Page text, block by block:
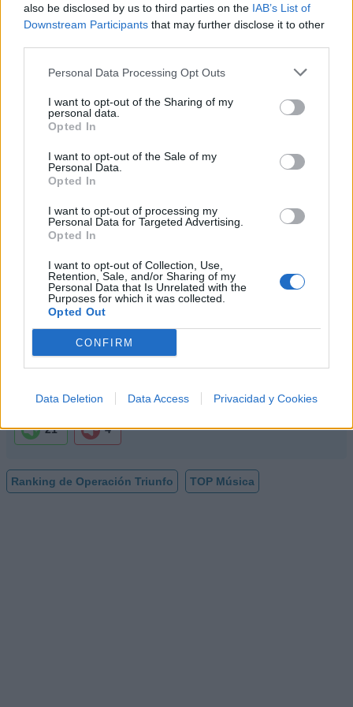
also be disclosed by us to third parties on the IAB’s List of
Downstream Participants that may further disclose it to other
Personal Data Processing Opt Outs
I want to opt-out of the Sharing of my
personal data.
Opted In
I want to opt-out of the Sale of my
Personal Data.
Opted In
I want to opt-out of processing my
Personal Data for Targeted Advertising.
Opted In
I want to opt-out of Collection, Use,
Retention, Sale, and/or Sharing of my
Personal Data that Is Unrelated with the
Purposes for which it was collected.
Opted Out
CONFIRM
Data Deletion Data Access Privacidad y Cookies
Ver todas sus letras por orden alfabético
+ Operación Triunfo
Añadir Letra
Ranking de Operación Triunfo
Operación Triunfono está entre los 500 artistas
más apoyados y visitados de esta semana, su
mejor puesto ha sido el239ºen junio de 2009.
¿Apoyar a Operación Triunfo?
21 4
Ranking de Operación Triunfo TOP Música